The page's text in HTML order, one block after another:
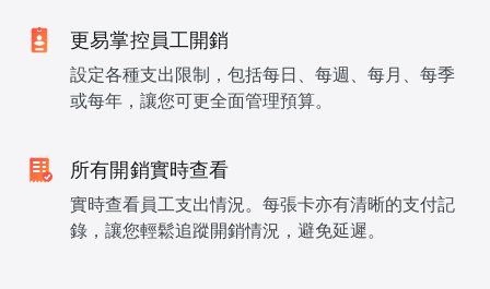
更易掌控員工開銷
設定各種支出限制，包括每日、每週、每月、每季
或每年，讓您可更全面管理預算。
所有開銷實時查看
實時查看員工支出情況。每張卡亦有清晰的支付記
錄，讓您輕鬆追蹤開銷情況，避免延遲。